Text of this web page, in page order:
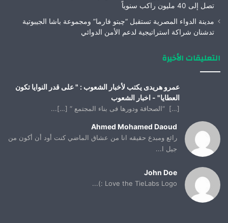
تصل إلى 40 مليون راكب سنوياً
مدينة الدواء المصرية تستقبل “چبتو فارما” ومجموعة باشا الجيبوتية
تدشنان شراكة استراتيجية لدعم الأمن الدوائي
التعليقات الأخيرة
عمرو هريدى يكتب لأخبار الشعوب : " على قدر النوايا تكون
العطايا" - اخبار الشعوب
[…] “الصحافة ودورها فى بناء المجتمع “ […]...
Ahmed Mohamed Daoud
رائع ومبدع حقيقه انا من عشاق الماضي كنت أود أن أكون من
جيل ا...
John Doe
Love the TieLabs Logo :)...